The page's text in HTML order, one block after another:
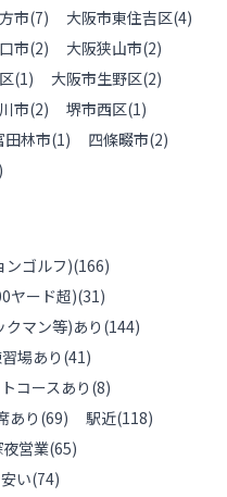
市(7) 大阪市東住吉区(4)
市(2) 大阪狭山市(2)
(1) 大阪市生野区(2)
市(2) 堺市西区(1)
田林市(1) 四條畷市(2)
)
ンゴルフ)(166)
ヤード超)(31)
マン等)あり (144)
場あり (41)
コースあり (8)
あり (69) 駅近(118)
夜営業(65)
い(74)